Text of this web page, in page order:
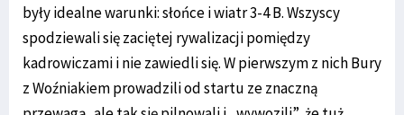
były idealne warunki: słońce i wiatr 3-4 B. Wszyscy
spodziewali się zaciętej rywalizacji pomiędzy
kadrowiczami i nie zawiedli się. W pierwszym z nich Bury
z Woźniakiem prowadzili od startu ze znaczną